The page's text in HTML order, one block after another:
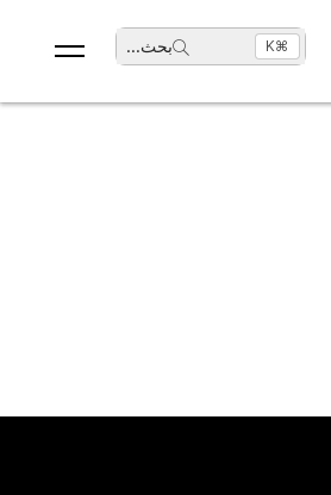
بحث... ⌘K